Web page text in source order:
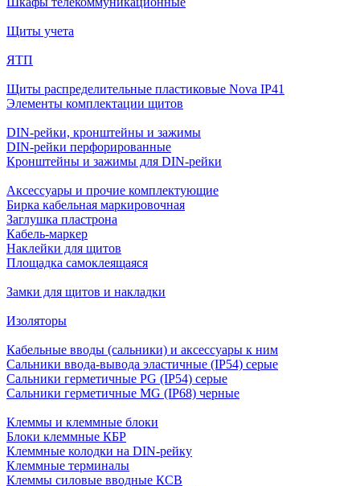
Щиты учета
ЯТП
Щиты распределительные пластиковые Nova IP41
Элементы комплектации щитов
DIN-рейки, кронштейны и зажимы
DIN-рейки перфорированные
Кронштейны и зажимы для DIN-рейки
Аксессуары и прочие комплектующие
Бирка кабельная маркировочная
Заглушка пластрона
Кабель-маркер
Наклейки для щитов
Площадка самоклеящаяся
Замки для щитов и накладки
Изоляторы
Кабельные вводы (сальники) и аксессуары к ним
Сальники ввода-вывода эластичные (IP54) серые
Сальники герметичные PG (IP54) серые
Сальники герметичные MG (IP68) черные
Клеммы и клеммные блоки
Блоки клеммные КБР
Клеммные колодки на DIN-рейку
Клеммные терминалы
Клеммы силовые вводные КСВ